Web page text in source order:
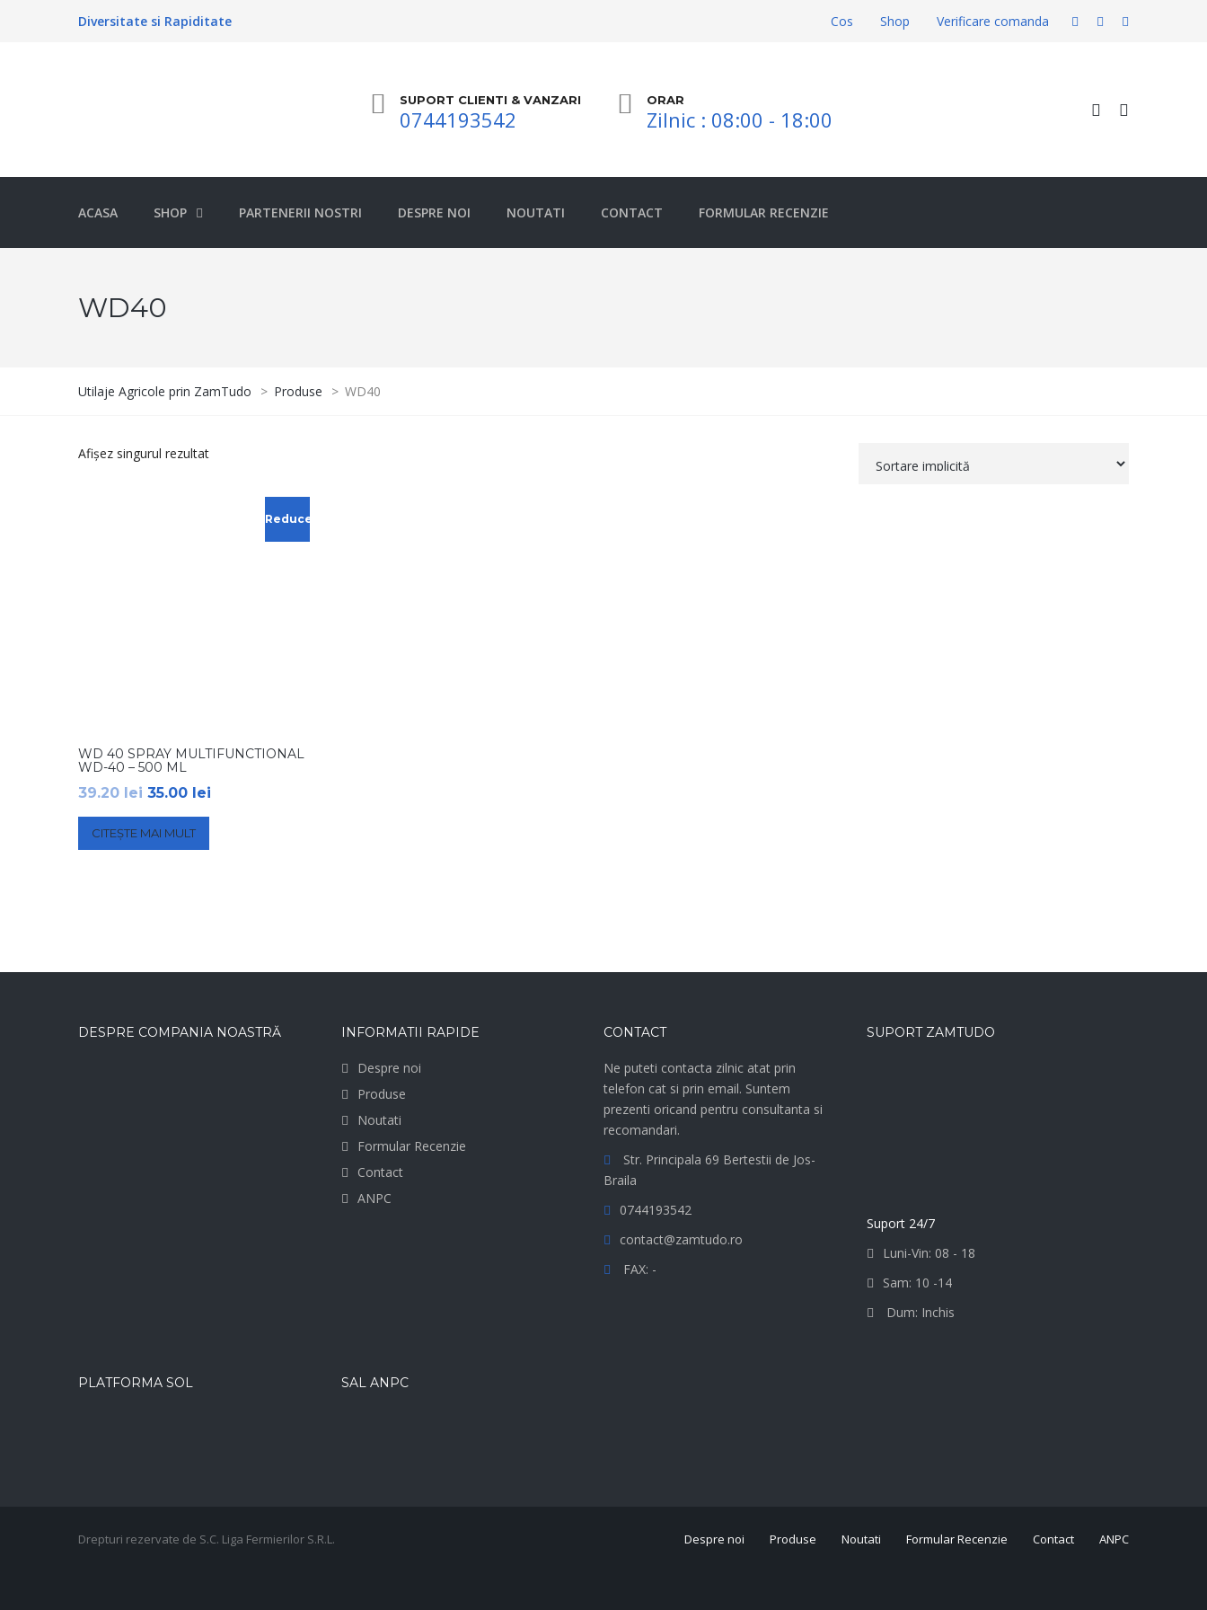
Diversitate si Rapiditate Cos Shop Verificare comanda
SUPORT CLIENTI & VANZARI
0744193542
ORAR
Zilnic : 08:00 - 18:00
ACASA SHOP PARTENERII NOSTRI DESPRE NOI NOUTATI CONTACT FORMULAR RECENZIE
WD40
Utilaje Agricole prin ZamTudo > Produse > WD40
Afișez singurul rezultat
Reduceri!
WD 40 SPRAY MULTIFUNCTIONAL
WD-40 – 500 ML
39.20 lei 35.00 lei
CITEȘTE MAI MULT
DESPRE COMPANIA NOASTRĂ INFORMATII RAPIDE
Despre noi
Produse
Noutati
Formular Recenzie
Contact
ANPC
CONTACT
Ne puteti contacta zilnic atat prin
telefon cat si prin email. Suntem
prezenti oricand pentru consultanta si
recomandari.
Str. Principala 69 Bertestii de Jos-
Braila
0744193542
contact@zamtudo.ro
FAX: -
SUPORT ZAMTUDO
Suport 24/7
Luni-Vin: 08 - 18
Sam: 10 -14
Dum: Inchis
PLATFORMA SOL SAL ANPC
Drepturi rezervate de S.C. Liga Fermierilor S.R.L. Despre noi Produse Noutati Formular Recenzie Contact ANPC